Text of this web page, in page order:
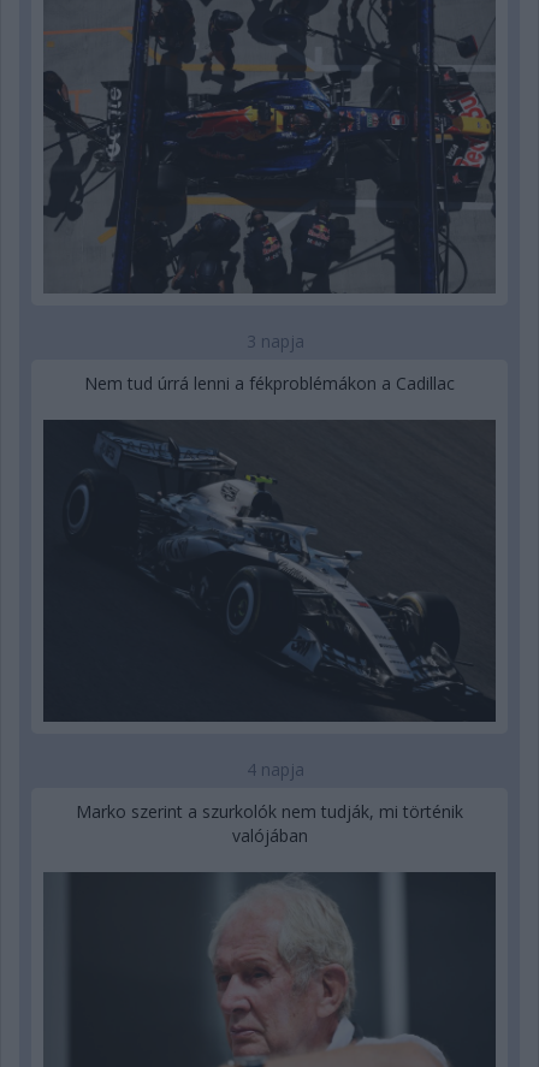
3 napja
Nem tud úrrá lenni a fékproblémákon a Cadillac
4 napja
Marko szerint a szurkolók nem tudják, mi történik
valójában